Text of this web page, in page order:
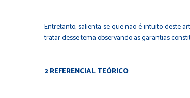
Entretanto, salienta-se que não é intuito deste
tratar desse tema observando as garantias
2 REFERENCIAL TEÓRICO